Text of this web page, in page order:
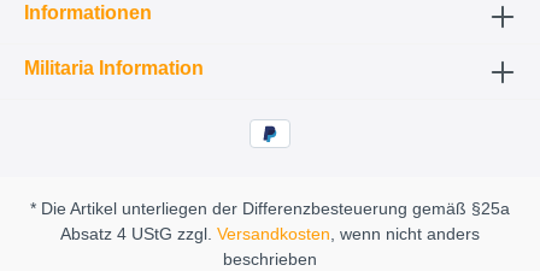
Informationen
Militaria Information
* Die Artikel unterliegen der Differenzbesteuerung gemäß §25a
Absatz 4 UStG zzgl. Versandkosten, wenn nicht anders
beschrieben